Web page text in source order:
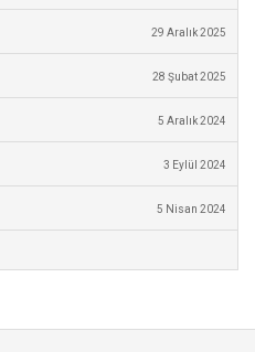
29 Aralık 2025
28 Şubat 2025
5 Aralık 2024
3 Eylül 2024
5 Nisan 2024